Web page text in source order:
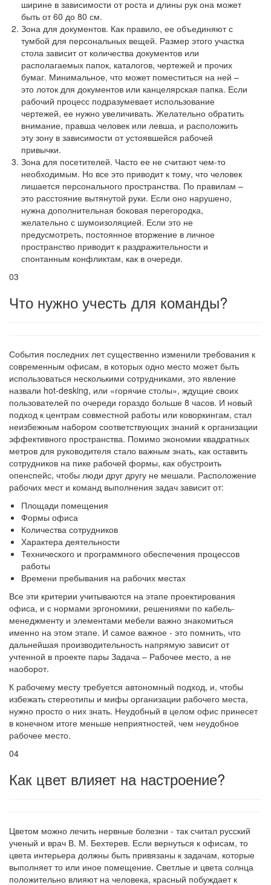
ширине в зависимости от роста и длины рук она может
быть от 60 до 80 см.
Зона для документов. Как правило, ее объединяют с
тумбой для персональных вещей. Размер этого участка
стола зависит от количества документов или
располагаемых папок, каталогов, чертежей и прочих
бумаг. Минимальное, что может поместиться на ней –
это лоток для документов или канцелярская папка. Если
рабочий процесс подразумевает использование
чертежей, ее нужно увеличивать. Желательно обратить
внимание, правша человек или левша, и расположить
эту зону в зависимости от устоявшейся рабочей
привычки.
Зона для посетителей. Часто ее не считают чем-то
необходимым. Но все это приводит к тому, что человек
лишается персонального пространства. По правилам –
это расстояние вытянутой руки. Если оно нарушено,
нужна дополнительная боковая перегородка,
желательно с шумоизоляцией. Если это не
предусмотреть, постоянное вторжение в личное
пространство приводит к раздражительности и
спонтанным конфликтам, как в очереди.
03
Что нужно учесть для команды?
События последних лет существенно изменили требования к
современным офисам, в которых одно место может быть
использоваться несколькими сотрудниками, это явление
назвали hot-desking, или «горячие столы», ждущие своих
пользователей по очереди гораздо больше 8 часов. И новый
подход к центрам совместной работы или коворкингам, стал
неизбежным набором соответствующих знаний к организации
эффективного пространства. Помимо экономии квадратных
метров для руководителя стало важным знать, как оставить
сотрудников на пике рабочей формы, как обустроить
опенспейс, чтобы люди друг другу не мешали. Расположение
рабочих мест и команд выполнения задач зависит от:
Площади помещения
Формы офиса
Количества сотрудников
Характера деятельности
Технического и программного обеспечения процессов
работы
Времени пребывания на рабочих местах
Все эти критерии учитываются на этапе проектирования
офиса, и с нормами эргономики, решениями по кабель-
менеджменту и элементами мебели важно знакомиться
именно на этом этапе. И самое важное - это помнить, что
дальнейшая производительность напрямую зависит от
учтенной в проекте пары Задача – Рабочее место, а не
наоборот.
К рабочему месту требуется автономный подход, и, чтобы
избежать стереотипы и мифы организации рабочего места,
нужно просто о них знать. Неудобный в целом офис принесет
в конечном итоге меньше неприятностей, чем неудобное
рабочее место.
04
Как цвет влияет на настроение?
Цветом можно лечить нервные болезни - так считал русский
ученый и врач В. М. Бехтерев. Если вернуться к офисам, то
цвета интерьера должны быть привязаны к задачам, которые
выполняет то или иное помещение. Светлые и цвета солнца
положительно влияют на человека, красный побуждает к